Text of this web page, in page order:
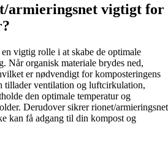
armieringsnet vigtigt for
vigtig rolle i at skabe de optimale
Når organisk materiale brydes ned,
er nødvendigt for komposteringens
tillader ventilation og luftcirkulation,
den optimale temperatur og
Derudover sikrer rionet/armieringsnet
kan få adgang til din kompost og